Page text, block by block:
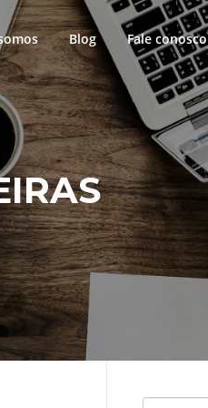
Blog Fale conosco